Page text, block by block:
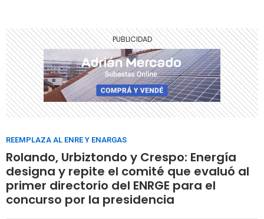
REEMPLAZA AL ENRE Y ENARGAS
Rolando, Urbiztondo y Crespo: Energía
designa y repite el comité que evaluó al
primer directorio del ENRGE para el
concurso por la presidencia